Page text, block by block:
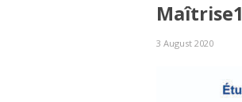
Maîtrise1
3 August 2020